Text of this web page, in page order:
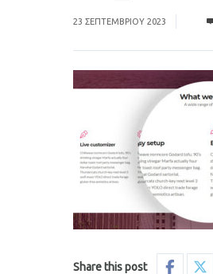
23 ΣΕΠΤΕΜΒΡΊΟΥ 2023
Share this post